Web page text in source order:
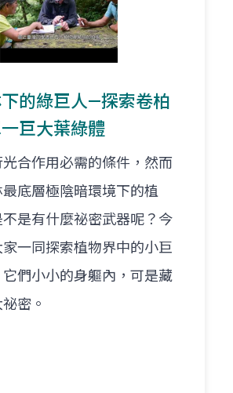
的綠巨人—探索卷柏
巨大葉綠體
合作用必需的條件，然而
底層極陰暗環境下的植
是有什麼祕密武器呢？今
一同探索植物界中的小巨
它們小小的身軀內，可是藏
密。